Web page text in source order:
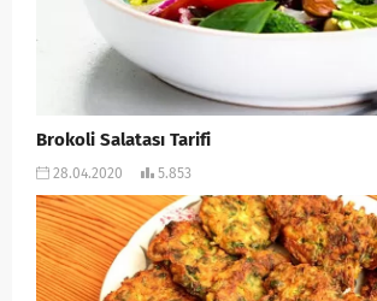
Brokoli Salatası Tarifi
28.04.2020 5.853